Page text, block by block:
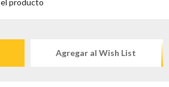
producto
Agregar al Wish List